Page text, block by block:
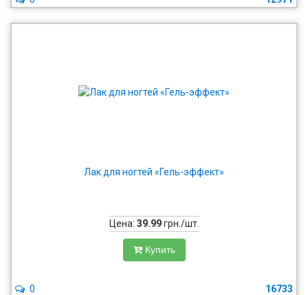
Лак для ногтей «Гель-эффект»
Цена: 39.99грн./шт.
Купить
16733
0